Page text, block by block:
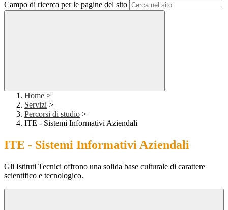
Campo di ricerca per le pagine del sito
Home >
Servizi >
Percorsi di studio >
ITE - Sistemi Informativi Aziendali
ITE - Sistemi Informativi Aziendali
Gli Istituti Tecnici offrono una solida base culturale di carattere
scientifico e tecnologico.